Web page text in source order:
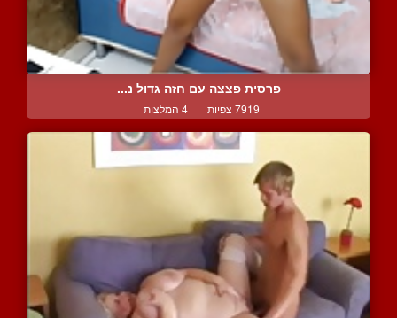
פרסית פצצה עם חזה גדול נ...
7919 צפיות | 4 המלצות